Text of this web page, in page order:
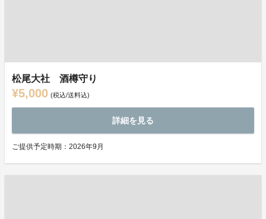
松尾大社 酒樽守り
¥5,000 (税込/送料込)
詳細を見る
ご提供予定時期：2026年9月